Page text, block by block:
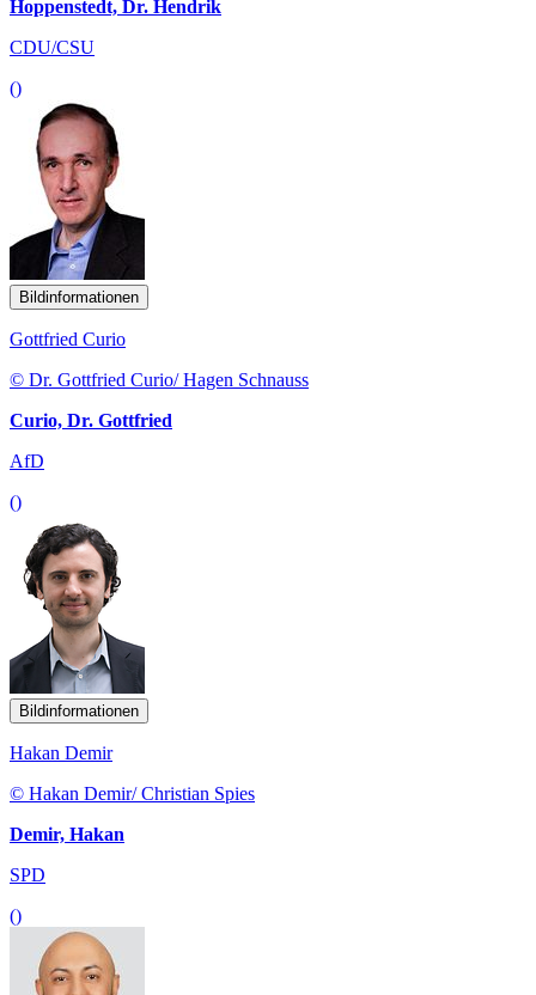
Hoppenstedt, Dr. Hendrik
CDU/CSU
()
Bildinformationen
Gottfried Curio
© Dr. Gottfried Curio/ Hagen Schnauss
Curio, Dr. Gottfried
AfD
()
Bildinformationen
Hakan Demir
© Hakan Demir/ Christian Spies
Demir, Hakan
SPD
()